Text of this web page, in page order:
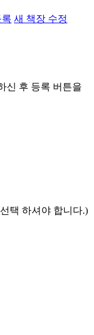
새 책장 수정
신 후 등록 버튼을
택 하셔야 합니다.)